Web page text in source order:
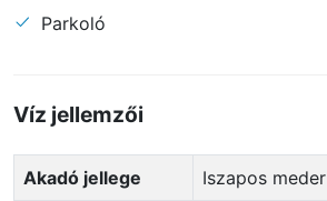
Parkoló
Víz jellemzői
Akadó jellege Iszapos meder